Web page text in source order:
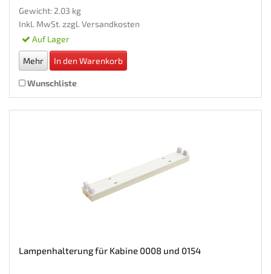
Gewicht: 2.03 kg
Inkl. MwSt. zzgl. Versandkosten
Auf Lager
Mehr In den Warenkorb
Wunschliste
Lampenhalterung für Kabine 0008 und 0154